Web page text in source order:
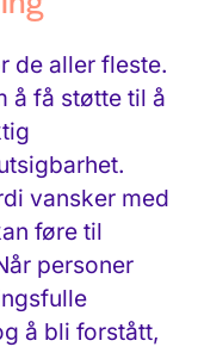
de aller fleste.
å få støtte til å
vansker med
føre til
personer
å bli forstått,